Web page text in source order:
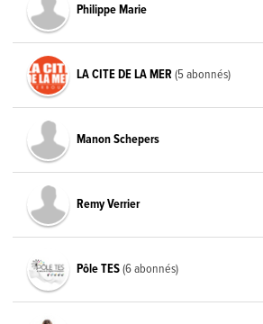
Philippe Marie
LA CITE DE LA MER(5 abonnés)
Manon Schepers
Remy Verrier
Pôle TES(6 abonnés)